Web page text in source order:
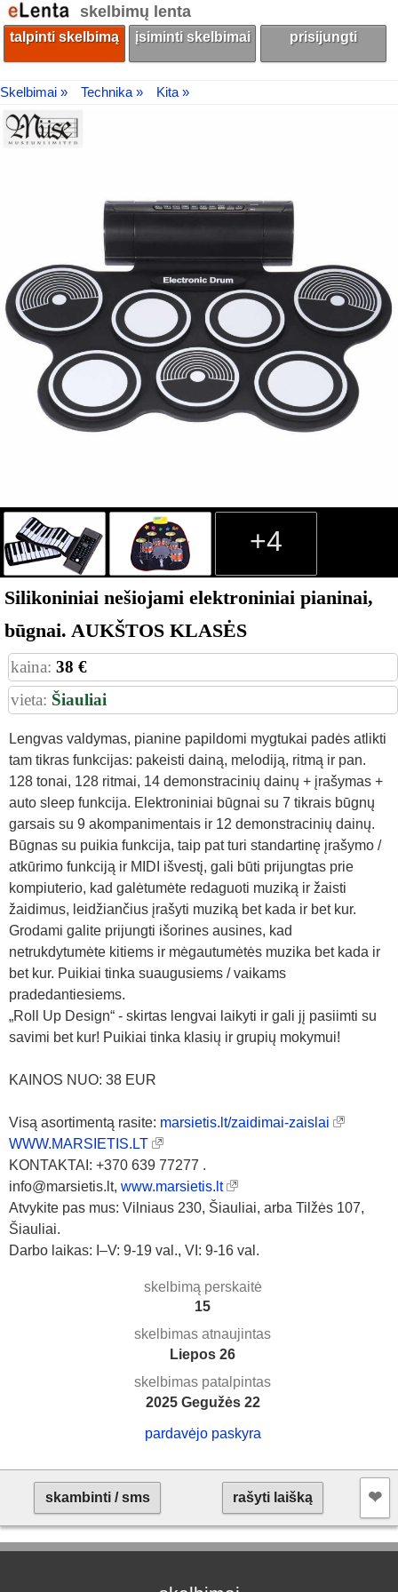
skelbimų lenta
talpinti skelbimą įsiminti skelbimai prisijungti
Skelbimai » Technika » Kita »
+4
Silikoniniai nešiojami elektroniniai pianinai,
būgnai. AUKŠTOS KLASĖS
kaina: 38 €
vieta: Šiauliai
Lengvas valdymas, pianine papildomi mygtukai padės atlikti
tam tikras funkcijas: pakeisti dainą, melodiją, ritmą ir pan.
128 tonai, 128 ritmai, 14 demonstracinių dainų + įrašymas +
auto sleep funkcija. Elektroniniai būgnai su 7 tikrais būgnų
garsais su 9 akompanimentais ir 12 demonstracinių dainų.
Būgnas su puikia funkcija, taip pat turi standartinę įrašymo /
atkūrimo funkciją ir MIDI išvestį, gali būti prijungtas prie
kompiuterio, kad galėtumėte redaguoti muziką ir žaisti
žaidimus, leidžiančius įrašyti muziką bet kada ir bet kur.
Grodami galite prijungti išorines ausines, kad
netrukdytumėte kitiems ir mėgautumėtės muzika bet kada ir
bet kur. Puikiai tinka suaugusiems / vaikams
pradedantiesiems.
„Roll Up Design“ - skirtas lengvai laikyti ir gali jį pasiimti su
savimi bet kur! Puikiai tinka klasių ir grupių mokymui!
KAINOS NUO: 38 EUR
Visą asortimentą rasite: marsietis.lt/zaidimai-zaislai
WWW.MARSIETIS.LT
KONTAKTAI: +370 639 77277 .
info@marsietis.lt, www.marsietis.lt
Atvykite pas mus: Vilniaus 230, Šiauliai, arba Tilžės 107,
Šiauliai.
Darbo laikas: I–V: 9-19 val., VI: 9-16 val.
skelbimą perskaitė
15
skelbimas atnaujintas
Liepos 26
skelbimas patalpintas
2025 Gegužės 22
pardavėjo paskyra
skambinti / sms rašyti laišką ❤︎